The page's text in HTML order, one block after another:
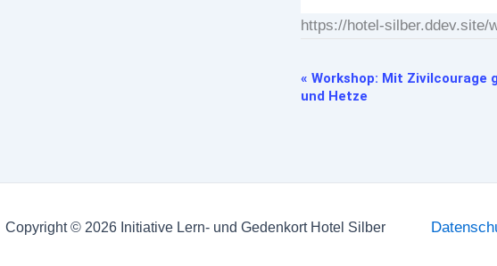
https://hotel-silber.ddev.site/
Veranstaltung-
Navigation
« Workshop: Mit Zivilcourage
und Hetze
Copyright © 2026 Initiative Lern- und Gedenkort Hotel Silber